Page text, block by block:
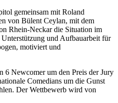
gemeinsam mit Roland
von Bülent Ceylan, mit dem
Rhein-Neckar die Situation im
und Aufbauarbeit für
motiviert und
6 Newcomer um den Preis der Jury
Comedians um die Gunst
Der Wettbewerb wird von